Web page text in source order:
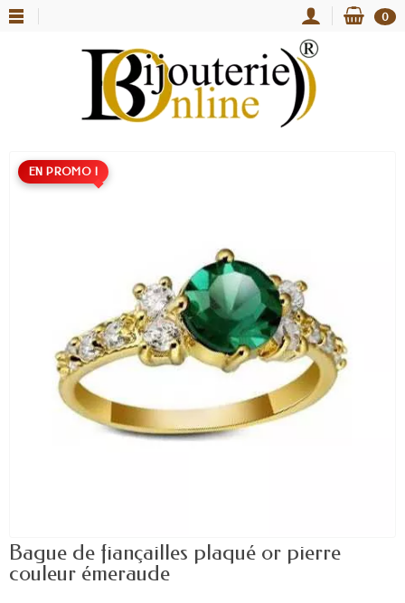
0
EN PROMO !
Bague de fiançailles plaqué or pierre
couleur émeraude